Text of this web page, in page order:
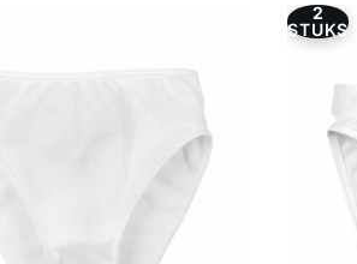
2
STUKS